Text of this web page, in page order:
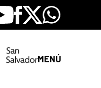
Facebook
X Whatsapp
MENÚ